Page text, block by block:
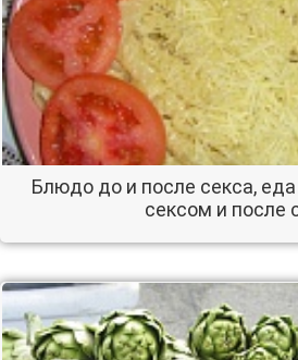
Блюдо до и после секса,
сексом и после